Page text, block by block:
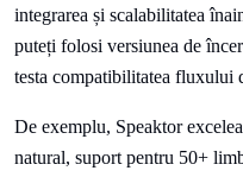
integrarea și scalabilitatea
puteți folosi versiunea de
testa compatibilitatea fluxului
De exemplu, Speaktor
natural, suport pentru 50+